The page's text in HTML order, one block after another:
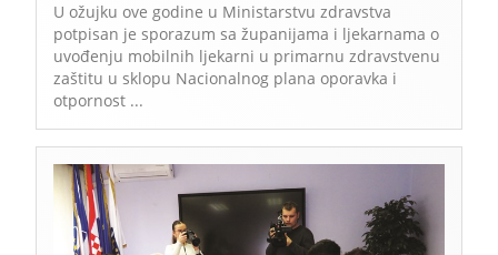
U ožujku ove godine u Ministarstvu zdravstva
potpisan je sporazum sa županijama i ljekarnama o
uvođenju mobilnih ljekarni u primarnu zdravstvenu
zaštitu u sklopu Nacionalnog plana oporavka i
otpornost ...